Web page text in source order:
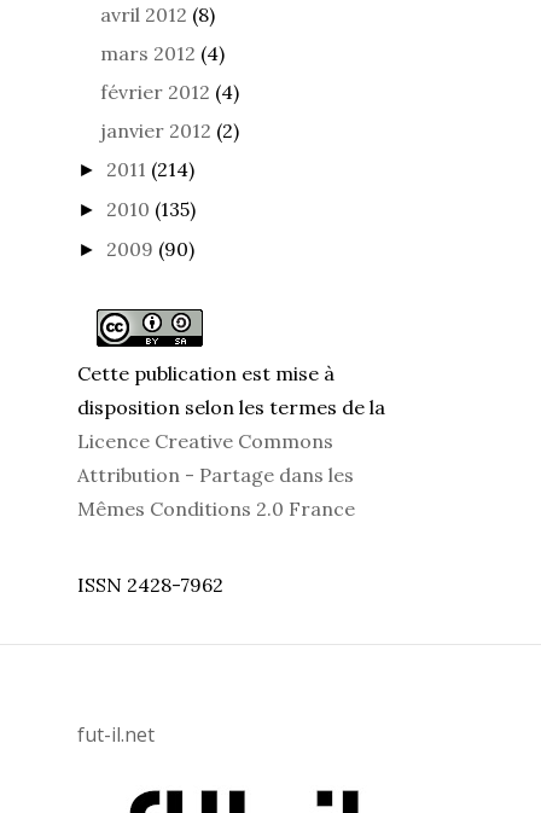
avril 2012 (8)
mars 2012 (4)
février 2012 (4)
janvier 2012 (2)
► 2011 (214)
► 2010 (135)
► 2009 (90)
Cette publication est mise à
disposition selon les termes de la
Licence Creative Commons
Attribution - Partage dans les
Mêmes Conditions 2.0 France
ISSN 2428-7962
fut-il.net